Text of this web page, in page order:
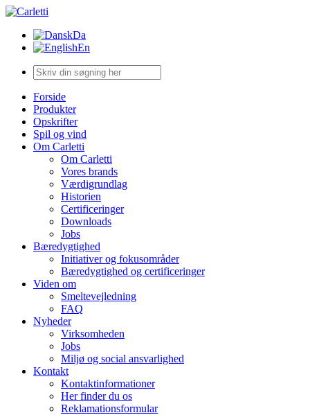
Da
En
Forside
Produkter
Opskrifter
Spil og vind
Om Carletti
Om Carletti
Vores brands
Værdigrundlag
Historien
Certificeringer
Downloads
Jobs
Bæredygtighed
Initiativer og fokusområder
Bæredygtighed og certificeringer
Viden om
Smeltevejledning
FAQ
Nyheder
Virksomheden
Jobs
Miljø og social ansvarlighed
Kontakt
Kontaktinformationer
Her finder du os
Reklamationsformular